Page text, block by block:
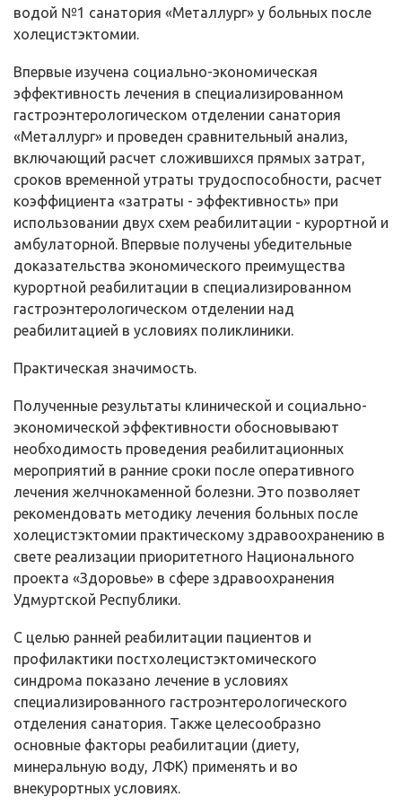
водой №1 санатория «Металлург» у больных после
холецистэктомии.
Впервые изучена социально-экономическая
эффективность лечения в специализированном
гастроэнтерологическом отделении санатория
«Металлург» и проведен сравнительный анализ,
включающий расчет сложившихся прямых затрат,
сроков временной утраты трудоспособности, расчет
коэффициента «затраты - эффективность» при
использовании двух схем реабилитации - курортной и
амбулаторной. Впервые получены убедительные
доказательства экономического преимущества
курортной реабилитации в специализированном
гастроэнтерологическом отделении над
реабилитацией в условиях поликлиники.
Практическая значимость.
Полученные результаты клинической и социально-
экономической эффективности обосновывают
необходимость проведения реабилитационных
мероприятий в ранние сроки после оперативного
лечения желчнокаменной болезни. Это позволяет
рекомендовать методику лечения больных после
холецистэктомии практическому здравоохранению в
свете реализации приоритетного Национального
проекта «Здоровье» в сфере здравоохранения
Удмуртской Республики.
С целью ранней реабилитации пациентов и
профилактики постхолецистэктомического
синдрома показано лечение в условиях
специализированного гастроэнтерологического
отделения санатория. Также целесообразно
основные факторы реабилитации (диету,
минеральную воду, ЛФК) применять и во
внекурортных условиях.